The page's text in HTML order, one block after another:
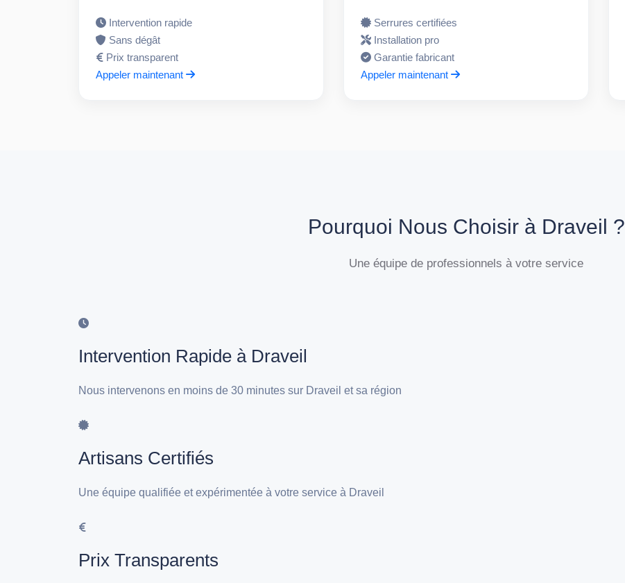
Intervention rapide
Sans dégât
Prix transparent
Appeler maintenant
Serrures certifiées
Installation pro
Garantie fabricant
Appeler maintenant
Pourquoi Nous Choisir à Draveil ?
Une équipe de professionnels à votre service
Intervention Rapide à Draveil
Nous intervenons en moins de 30 minutes sur Draveil et sa région
Artisans Certifiés
Une équipe qualifiée et expérimentée à votre service à Draveil
Prix Transparents